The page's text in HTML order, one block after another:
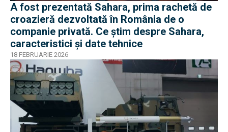
A fost prezentată Sahara, prima rachetă de
croazieră dezvoltată în România de o
companie privată. Ce știm despre Sahara,
caracteristici și date tehnice
18 FEBRUARIE 2026